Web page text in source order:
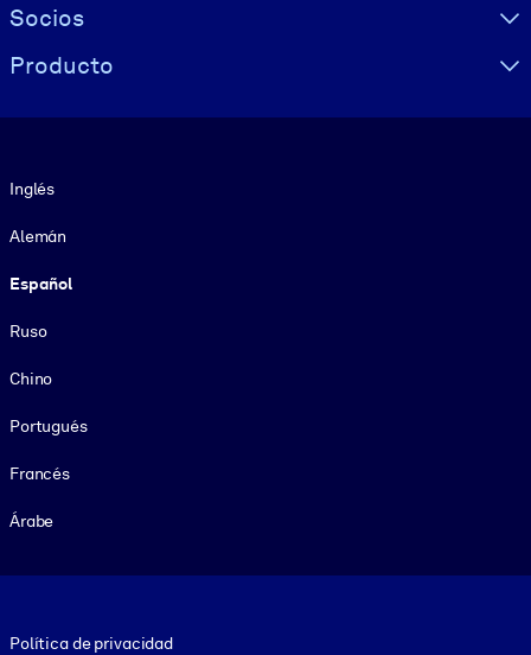
Socios
Producto
Inglés
Alemán
Español
Ruso
Chino
Portugués
Francés
Árabe
Política de privacidad